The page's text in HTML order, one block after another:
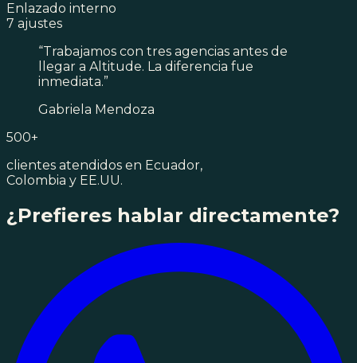
Enlazado interno
7 ajustes
“Trabajamos con tres agencias antes de
llegar a Altitude. La diferencia fue
inmediata.”
Gabriela Mendoza
500+
clientes atendidos en Ecuador,
Colombia y EE.UU.
¿Prefieres hablar directamente?